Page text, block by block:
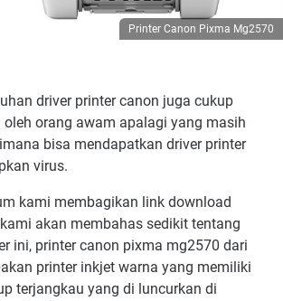
Printer Canon Pixma Mg2570
driver printer canon juga cukup
orang awam apalagi yang masih
bisa mendapatkan driver printer
virus.
kami membagikan link download
akan membahas sedikit tentang
ini, printer canon pixma mg2570 dari
printer inkjet warna yang memiliki
terjangkau yang di luncurkan di